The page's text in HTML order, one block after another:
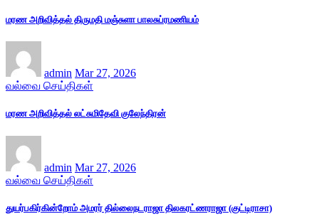
மரண அறிவித்தல் திருமதி மஞ்சுளா பாலசுப்ரமணியம்
admin Mar 27, 2026
வல்வை செய்திகள்
மரண அறிவித்தல் லட்சுமிதேவி குலேந்திரன்
admin Mar 27, 2026
வல்வை செய்திகள்
துயர்பகிர்கின்றோம் அமரர் தில்லைநடராஜா திலகரட்ணராஜா (குட்டிராசா)